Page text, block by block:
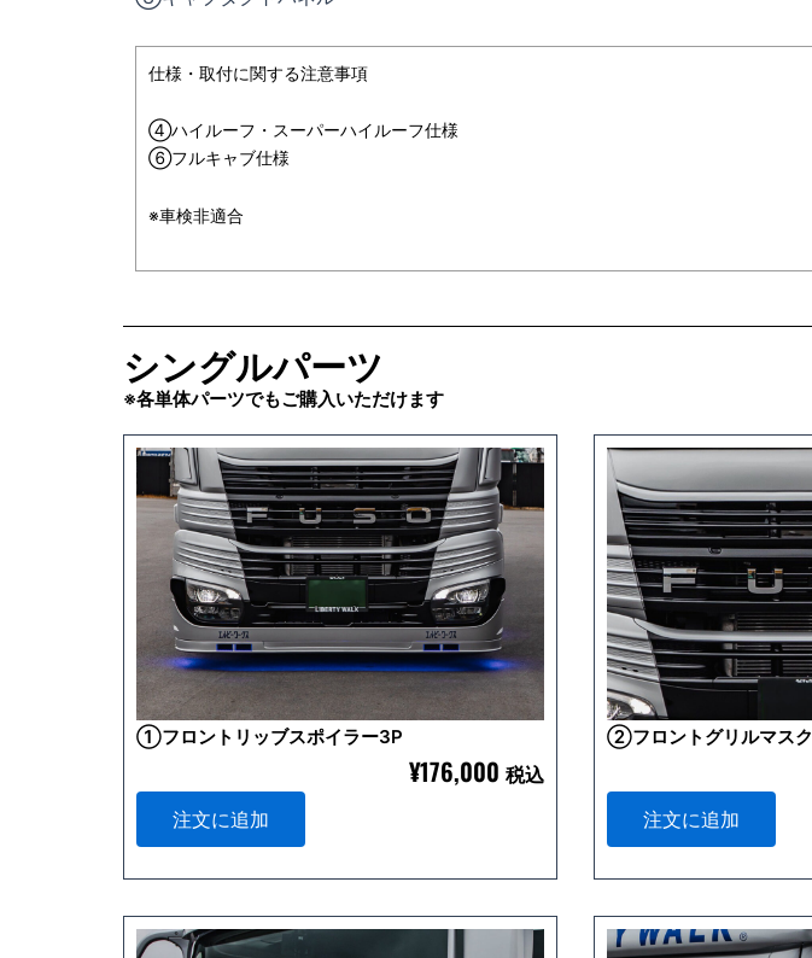
仕様・取付に関する注意事項
④ハイルーフ・スーパーハイルーフ仕様
⑥フルキャブ仕様
※車検非適合
シングルパーツ
※各単体パーツでもご購入いただけます
①フロントリッブスポイラー3P
¥176,000 税込
注文に追加
②フロントグリルマスク
注文に追加